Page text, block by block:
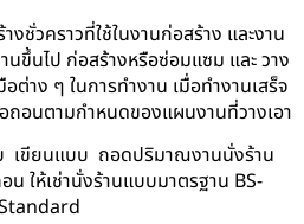
งชั่วคราวที่ใช้ในงานก่อสร้าง และงาน
ขึ้นไป ก่อสร้างหรือซ่อมแซม และ วาง
าง ๆ ในการทำงาน เมื่อทำงานเสร็จ
อนตามกำหนดของแผนงานที่วางเอา
เขียนแบบ ถอดปริมาณงานนั่งร้าน
ให้เช่านั่งร้านแบบมาตรฐาน BS-